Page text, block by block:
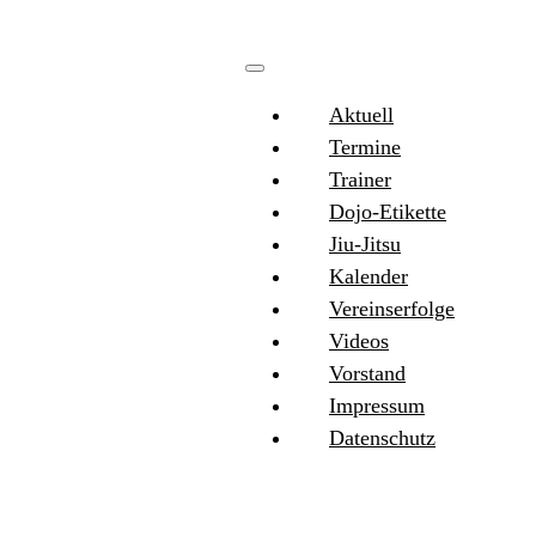
Aktuell
Termine
Trainer
Dojo-Etikette
Jiu-Jitsu
Kalender
Vereinserfolge
Videos
Vorstand
Impressum
Datenschutz